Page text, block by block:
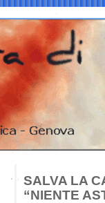
SALVA LA
“NIENTE